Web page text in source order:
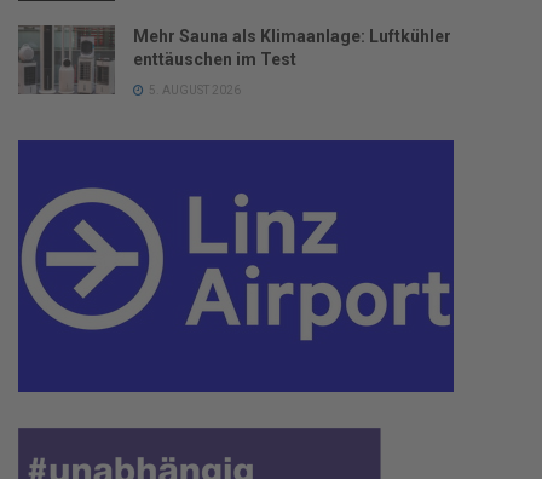
Mehr Sauna als Klimaanlage: Luftkühler
enttäuschen im Test
5. AUGUST 2026